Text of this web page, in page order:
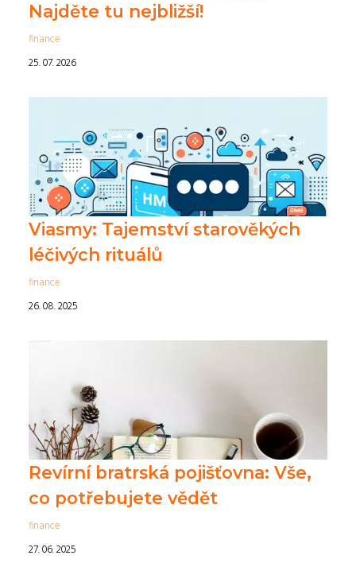
Najděte tu nejbližší!
finance
25. 07. 2026
Viasmy: Tajemství starověkých
léčivých rituálů
finance
26. 08. 2025
Revírní bratrská pojišťovna: Vše,
co potřebujete vědět
finance
27. 06. 2025